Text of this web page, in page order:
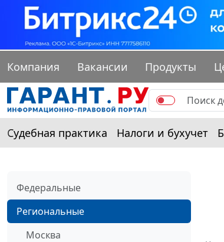
Компания Вакансии Продукты
Судебная практика Налоги и бухучет
Федеральные
Региональные
Москва